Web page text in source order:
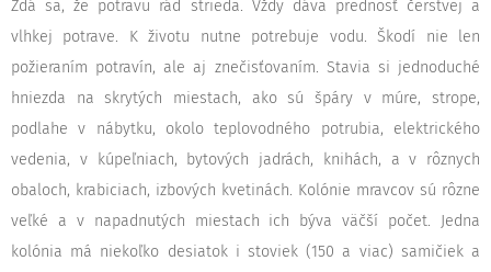
Zdá sa, že potravu rád strieda. Vždy dáva prednosť čerstvej a
vlhkej potrave. K životu nutne potrebuje vodu. Škodí nie len
požieraním potravín, ale aj znečisťovaním. Stavia si jednoduché
hniezda na skrytých miestach, ako sú špáry v múre, strope,
podlahe v nábytku, okolo teplovodného potrubia, elektrického
vedenia, v kúpeľniach, bytových jadrách, knihách, a v rôznych
obaloch, krabiciach, izbových kvetinách. Kolónie mravcov sú rôzne
veľké a v napadnutých miestach ich býva väčší počet. Jedna
kolónia má niekoľko desiatok i stoviek (150 a viac) samičiek a